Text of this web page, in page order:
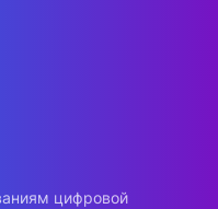
цифровой